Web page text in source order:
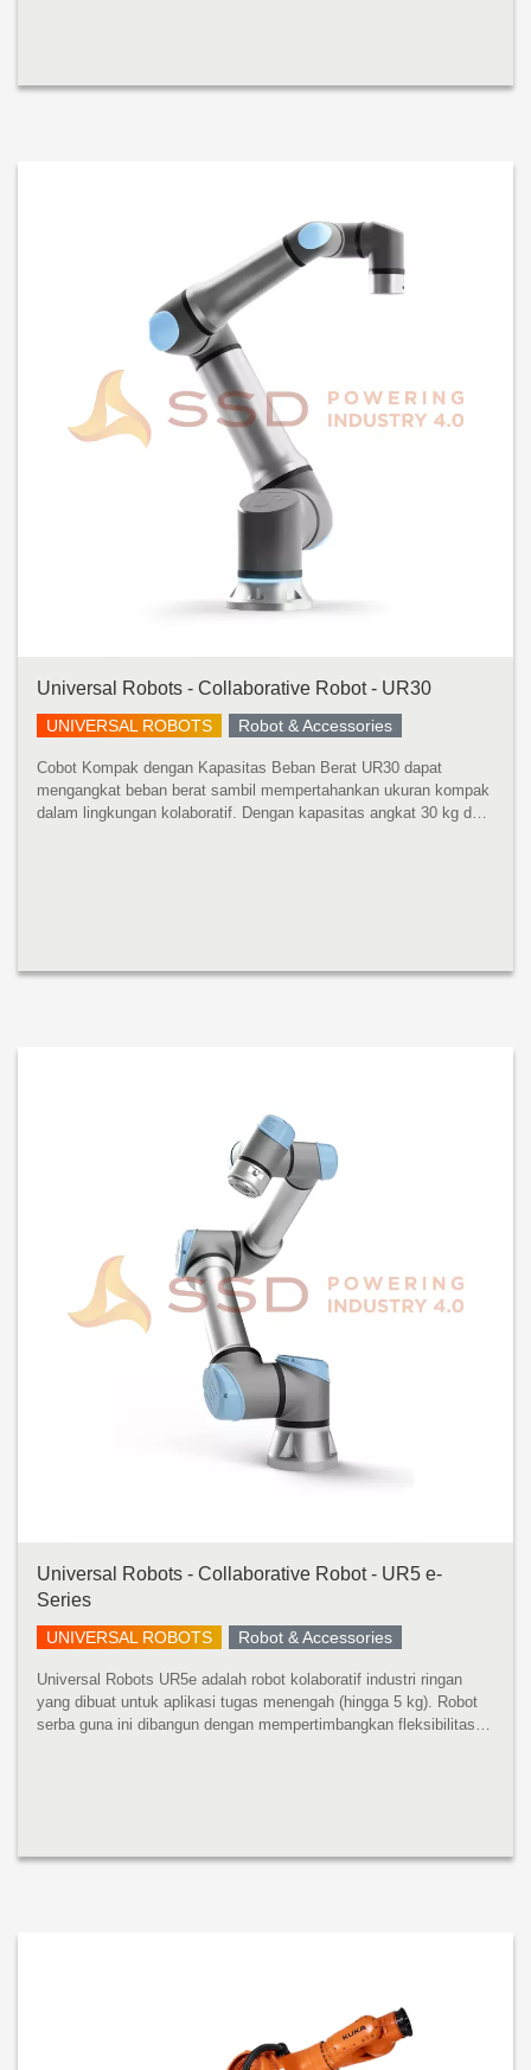
Universal Robots - Collaborative Robot - UR30
UNIVERSAL ROBOTS Robot & Accessories
Cobot Kompak dengan Kapasitas Beban Berat UR30 dapat
mengangkat beban berat sambil mempertahankan ukuran kompak
dalam lingkungan kolaboratif. Dengan kapasitas angkat 30 kg dan
Universal Robots - Collaborative Robot - UR5 e-
Series
UNIVERSAL ROBOTS Robot & Accessories
Universal Robots UR5e adalah robot kolaboratif industri ringan
yang dibuat untuk aplikasi tugas menengah (hingga 5 kg). Robot
serba guna ini dibangun dengan mempertimbangkan fleksibilitas